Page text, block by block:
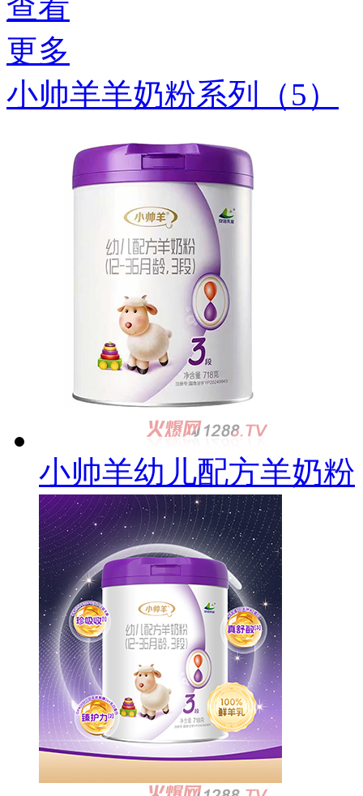
更多
小帅羊羊奶粉系列（5）
小帅羊幼儿配方羊奶粉